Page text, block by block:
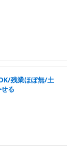
残業ほぼ無/土
る